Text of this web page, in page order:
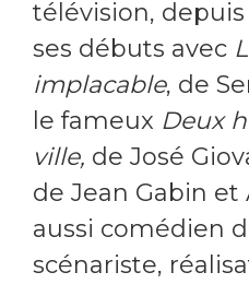
télévision, depuis
ses débuts avec
implacable, de
le fameux Deux
ville, de José
de Jean Gabin et
aussi comédien
scénariste,